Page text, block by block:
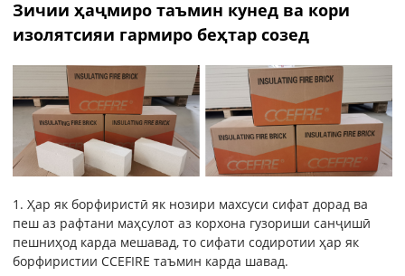
Зичии ҳаҷмиро таъмин кунед ва кори
изолятсияи гармиро беҳтар созед
1. Ҳар як борфиристӣ як нозири махсуси сифат дорад ва
пеш аз рафтани маҳсулот аз корхона гузориши санҷишӣ
пешниҳод карда мешавад, то сифати содиротии ҳар як
борфиристии CCEFIRE таъмин карда шавад.